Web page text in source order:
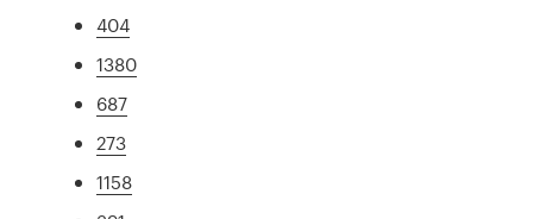
404
1380
687
273
1158